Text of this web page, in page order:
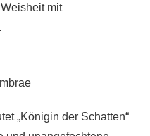
mit
„Königin der Schatten“